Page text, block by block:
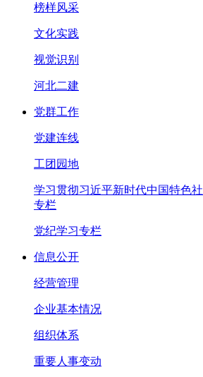
榜样风采
文化实践
视觉识别
河北二建
党群工作
党建连线
工团园地
学习贯彻习近平新时代中国特色
专栏
党纪学习专栏
信息公开
经营管理
企业基本情况
组织体系
重要人事变动